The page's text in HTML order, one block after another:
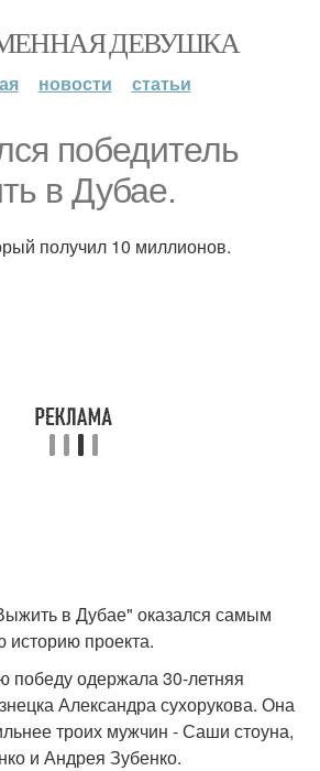
ДЕВУШКА
новости статьи
победитель
в Дубае.
получил 10 миллионов.
в Дубае" оказался самым
историю проекта.
победу одержала 30-летняя
Александра сухорукова. Она
троих мужчин - Саши стоуна,
и Андрея Зубенко.